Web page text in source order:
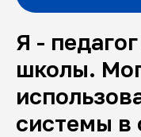
Я -
школы.
системы в